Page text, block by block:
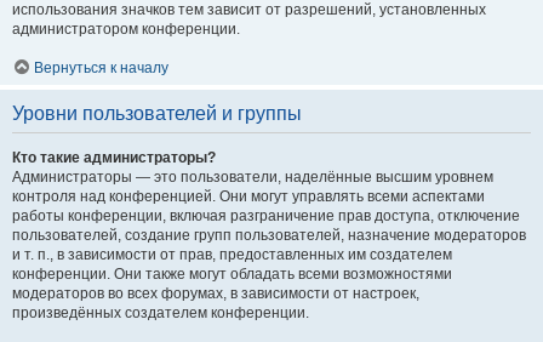
использования значков тем зависит от разрешений, установленных
администратором конференции.
Вернуться к началу
Уровни пользователей и группы
Кто такие администраторы?
Администраторы — это пользователи, наделённые высшим уровнем
контроля над конференцией. Они могут управлять всеми аспектами
работы конференции, включая разграничение прав доступа, отключение
пользователей, создание групп пользователей, назначение модераторов
и т. п., в зависимости от прав, предоставленных им создателем
конференции. Они также могут обладать всеми возможностями
модераторов во всех форумах, в зависимости от настроек,
произведённых создателем конференции.